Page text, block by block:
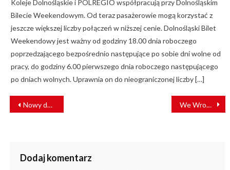
Koleje Dolnośląskie i POLREGIO współpracują przy Dolnośląskim
Bilecie Weekendowym. Od teraz pasażerowie mogą korzystać z
jeszcze większej liczby połączeń w niższej cenie. Dolnośląski Bilet
Weekendowy jest ważny od godziny 18.00 dnia roboczego
poprzedzającego bezpośrednio następujące po sobie dni wolne od
pracy, do godziny 6.00 pierwszego dnia roboczego następującego
po dniach wolnych. Uprawnia on do nieograniczonej liczby […]
NAWIGACJA
WPISU
Nowy dworzec kolejowy PKP Oświęcim otwarty! [ZDJĘCIA] We Wrocławiu powstanie zielone torowisko
Dodaj komentarz